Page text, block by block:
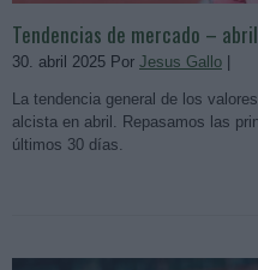
Tendencias de mercado –
30. abril 2025 Por Jesus Gallo
La tendencia general de los
alcista en abril. Repasamos las
últimos 30 días.